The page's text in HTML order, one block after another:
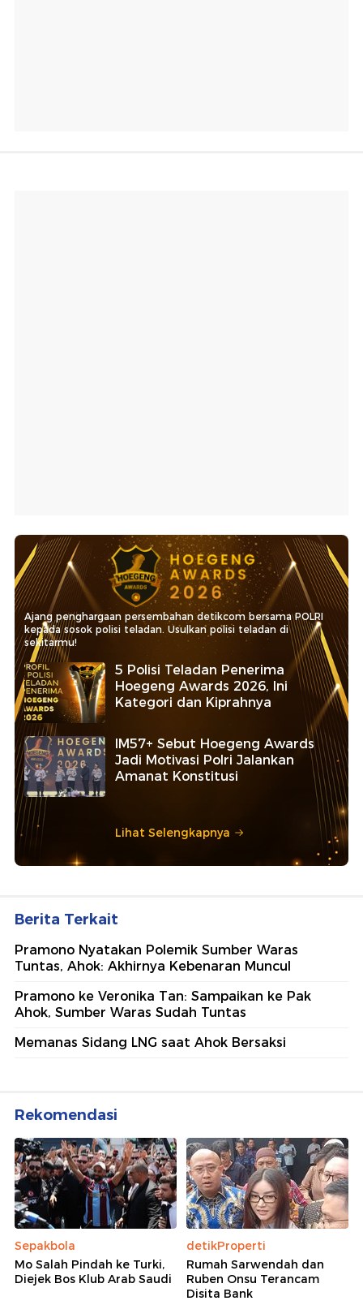
Ajang penghargaan persembahan detikcom bersama POLRI
kepada sosok polisi teladan. Usulkan polisi teladan di
sekitarmu!
5 Polisi Teladan Penerima
Hoegeng Awards 2026, Ini
Kategori dan Kiprahnya
IM57+ Sebut Hoegeng Awards
Jadi Motivasi Polri Jalankan
Amanat Konstitusi
Lihat Selengkapnya
Berita Terkait
Pramono Nyatakan Polemik Sumber Waras
Tuntas, Ahok: Akhirnya Kebenaran Muncul
Pramono ke Veronika Tan: Sampaikan ke Pak
Ahok, Sumber Waras Sudah Tuntas
Memanas Sidang LNG saat Ahok Bersaksi
Rekomendasi
Sepakbola
Mo Salah Pindah ke Turki,
Diejek Bos Klub Arab Saudi
detikProperti
Rumah Sarwendah dan
Ruben Onsu Terancam
Disita Bank